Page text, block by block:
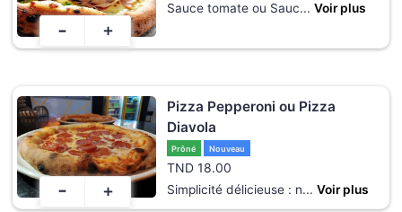
Sauce tomate ou Sauc... Voir plus
- +
Pizza Pepperoni ou Pizza
Diavola
Prôné Nouveau
TND 18.00
Simplicité délicieuse : n... Voir plus
- +